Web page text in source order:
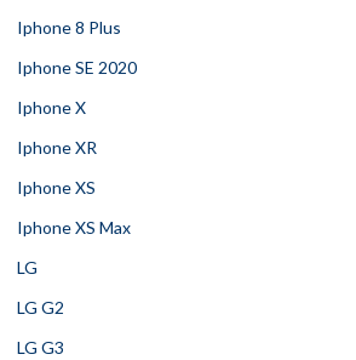
Iphone 8 Plus
Iphone SE 2020
Iphone X
Iphone XR
Iphone XS
Iphone XS Max
LG
LG G2
LG G3